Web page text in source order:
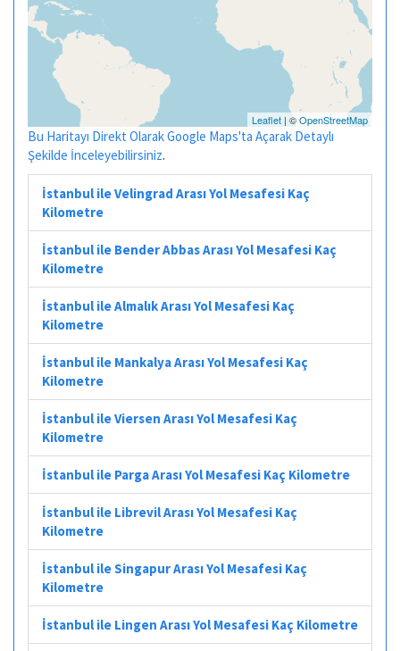
Leaflet | ©OpenStreetMap
Bu Haritayı Direkt Olarak Google Maps'ta Açarak Detaylı
Şekilde İnceleyebilirsiniz.
İstanbul ile Velingrad Arası Yol Mesafesi Kaç
Kilometre
İstanbul ile Bender Abbas Arası Yol Mesafesi Kaç
Kilometre
İstanbul ile Almalık Arası Yol Mesafesi Kaç
Kilometre
İstanbul ile Mankalya Arası Yol Mesafesi Kaç
Kilometre
İstanbul ile Viersen Arası Yol Mesafesi Kaç
Kilometre
İstanbul ile Parga Arası Yol Mesafesi Kaç Kilometre
İstanbul ile Librevil Arası Yol Mesafesi Kaç
Kilometre
İstanbul ile Singapur Arası Yol Mesafesi Kaç
Kilometre
İstanbul ile Lingen Arası Yol Mesafesi Kaç Kilometre